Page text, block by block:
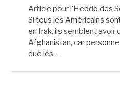
Article pour l’Hebdo des
Si tous les Américains
en Irak, ils semblent avoir
Afghanistan, car
que les…